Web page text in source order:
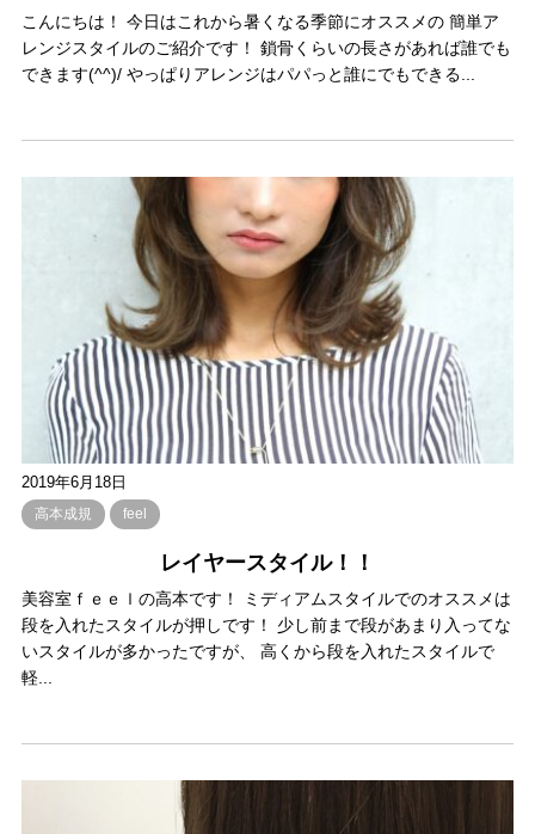
こんにちは！ 今日はこれから暑くなる季節にオススメの 簡単ア
レンジスタイルのご紹介です！ 鎖骨くらいの長さがあれば誰でも
できます(^^)/ やっぱりアレンジはパパっと誰にでもできる...
2019年6月18日
高本成規 feel
レイヤースタイル！！
美容室ｆｅｅｌの高本です！ ミディアムスタイルでのオススメは
段を入れたスタイルが押しです！ 少し前まで段があまり入ってな
いスタイルが多かったですが、 高くから段を入れたスタイルで
軽...